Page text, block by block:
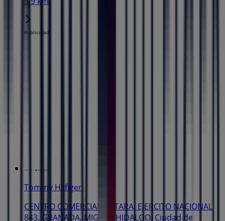
Publicidad
Tommy Hilfiger
CENTRO COMERCIAL ANTARA, EJERCITO NACIONAL
843, GRANADA, MIGUEL HIDALGO, Ciudad de